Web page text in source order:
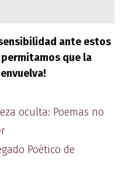
ante estos
que la
oculta: Poemas no
Poético de